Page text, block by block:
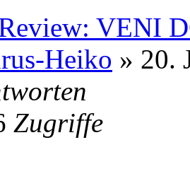
VENI
Heiko » 20.
Zugriffe